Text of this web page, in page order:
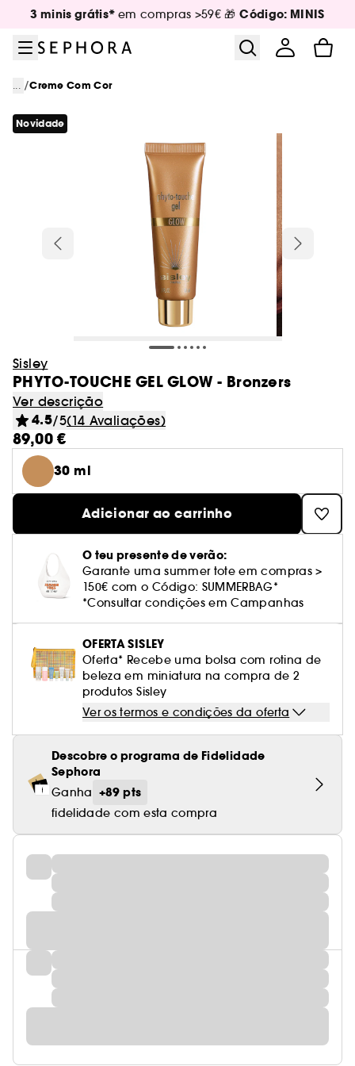
Ir para o menu
Ir para o conteúdo principal
Ir para o rodapé
3 minis grátis* em compras >59€ 🎁Código: MINIS
... /Creme Com Cor
Novidade
Sisley
PHYTO-TOUCHE GEL GLOW - Bronzers
Ver descrição
4.5/5(14 Avaliações)
89,00 €
30 ml
Adicionar ao carrinho
O teu presente de verão:
Garante uma summer tote em compras >
150€ com o Código: SUMMERBAG*
*Consultar condições em Campanhas
OFERTA SISLEY
Oferta* Recebe uma bolsa com rotina de
beleza em miniatura na compra de 2
produtos Sisley
Ver os termos e condições da oferta
Descobre o programa de Fidelidade
Sephora
Ganha +89 pts
fidelidade com esta compra